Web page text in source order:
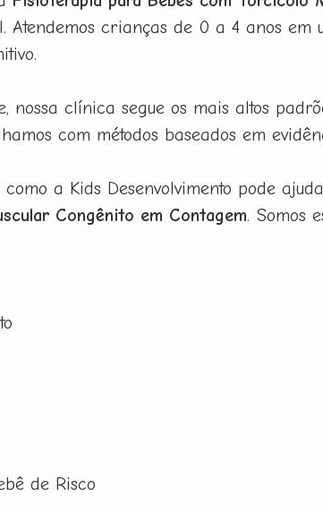
Atendemos crianças de 0 a 4 anos
nossa clínica segue os mais altos
com métodos baseados em
a Kids Desenvolvimento pode
Congênito em Contagem. Somos
de Risco